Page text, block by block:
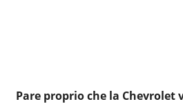
Pare proprio che la Chevrolet